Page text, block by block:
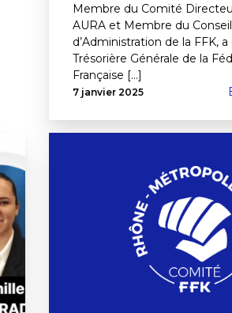
Membre du Comité
AURA et Membre du Conseil
d’Administration de la FFK,
Trésorière Générale de la
Française [...]
7 janvier 2025